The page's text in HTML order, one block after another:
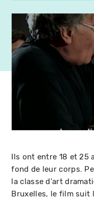
Ils ont entre 18 et 25
fond de leur corps.
la classe d'art
Bruxelles, le film suit